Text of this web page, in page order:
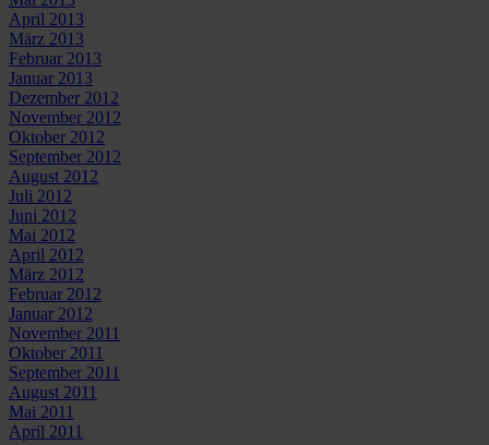
April 2013
März 2013
Februar 2013
Januar 2013
Dezember 2012
November 2012
Oktober 2012
September 2012
August 2012
Juli 2012
Juni 2012
Mai 2012
April 2012
März 2012
Februar 2012
Januar 2012
November 2011
Oktober 2011
September 2011
August 2011
Mai 2011
April 2011